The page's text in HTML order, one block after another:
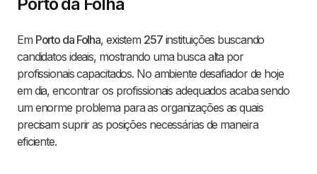
Em Porto da Folha, existem 257instituições buscando
candidatos ideais, mostrando uma busca alta por
profissionais capacitados. No ambiente desafiador de hoje
em dia, encontrar os profissionais adequados acaba sendo
um enorme problema para as organizações as quais
precisam suprir as posições necessárias de maneira
eficiente.